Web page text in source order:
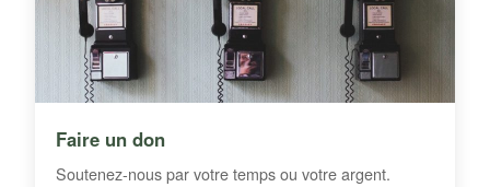
Faire un don
Soutenez-nous par votre temps ou votre argent.